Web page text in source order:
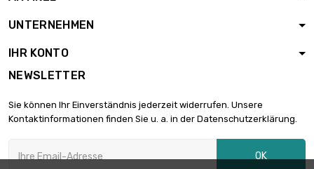
UNTERNEHMEN
IHR KONTO
NEWSLETTER
Sie können Ihr Einverständnis jederzeit widerrufen. Unsere
Kontaktinformationen finden Sie u. a. in der Datenschutzerklärung.
OK